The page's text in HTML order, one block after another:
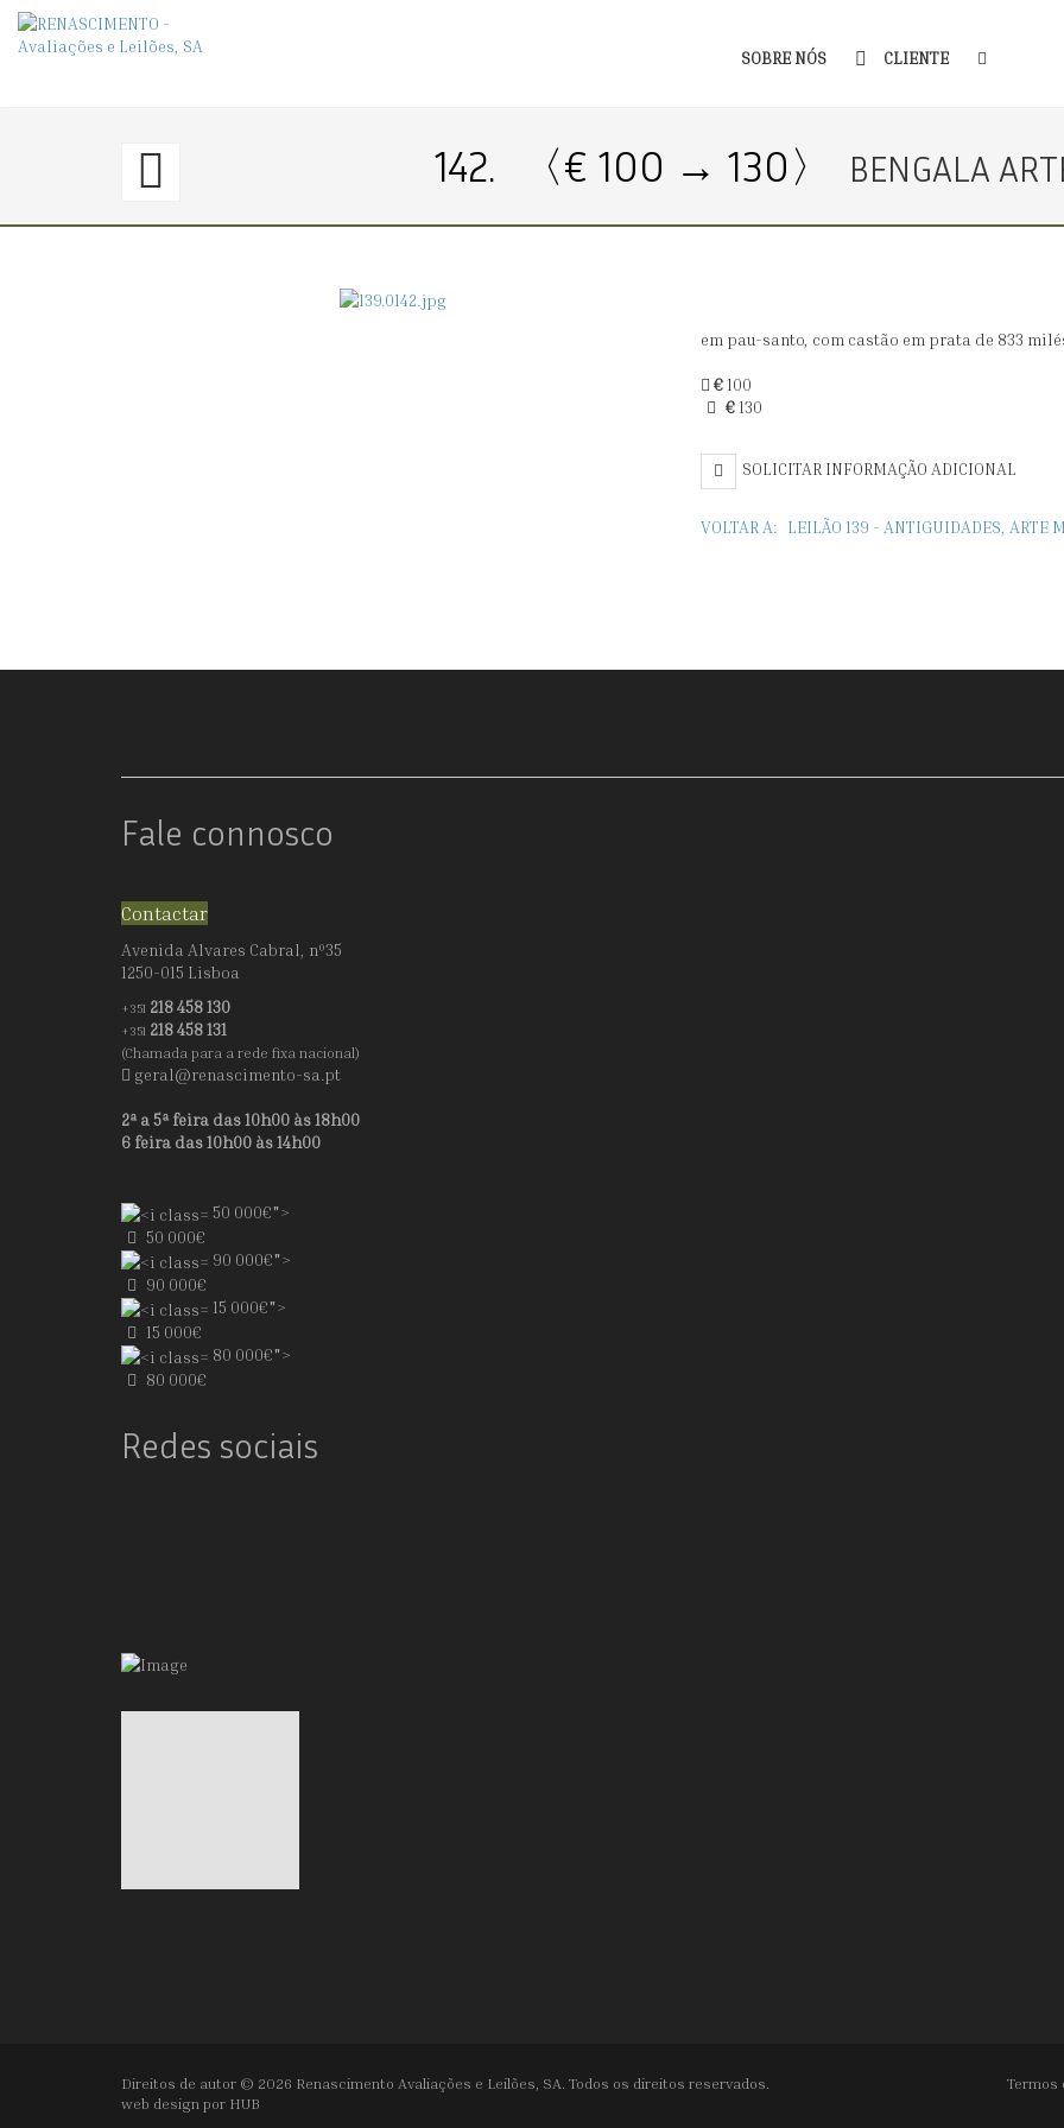
SOBRE NÓS CLIENTE
142. 〈€ 100 → 130〉 BENGALA
〈€
SENHORA
em pau-santo, com castão em prata de 833
€100
€130
SOLICITAR INFORMAÇÃO ADICIONAL
VOLTAR A: LEILÃO 139 - ANTIGUIDADES, ARTE
Fale connosco
Contactar
Avenida Alvares Cabral, nº35
1250-015 Lisboa
+351 218 458 130
+351 218 458 131
(Chamada para a rede fixa nacional)
geral@renascimento-sa.pt
2ª a 5ª feira das 10h00 às 18h00
6 feira das 10h00 às 14h00
50 000€">
50 000€
90 000€">
90 000€
15 000€">
15 000€
80 000€">
80 000€
Redes sociais
Direitos de autor © 2026 Renascimento Avaliações e Leilões, SA. Todos os direitos reservados.
web design por HUB
Termos